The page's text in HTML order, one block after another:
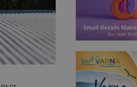
на уебсайта, като потребителско влизане и
без строго необходими бисквитки.
се използва, за да запомните съгласието
за използването на бисквитки на сайта.